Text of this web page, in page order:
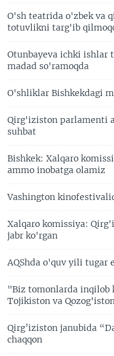
O'sh teatrida o'zbek va
totuvlikni targ'ib
Otunbayeva ichki
madad so'ramoqda
O'shliklar Bishkekdagi
Qirg'iziston parlamenti
suhbat
Bishkek: Xalqaro
ammo inobatga olamiz
Vashington
Xalqaro komissiya:
jabr ko'rgan
AQShda o'quv yili tugar
"Biz tomonlarda inqilob
Tojikiston va
Qirg’iziston janubida
chaqqon